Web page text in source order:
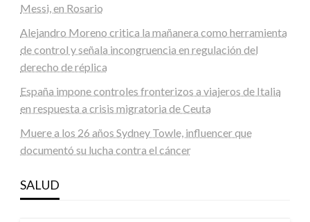
Messi, en Rosario
Alejandro Moreno critica la mañanera como herramienta
de control y señala incongruencia en regulación del
derecho de réplica
España impone controles fronterizos a viajeros de Italia
en respuesta a crisis migratoria de Ceuta
Muere a los 26 años Sydney Towle, influencer que
documentó su lucha contra el cáncer
SALUD